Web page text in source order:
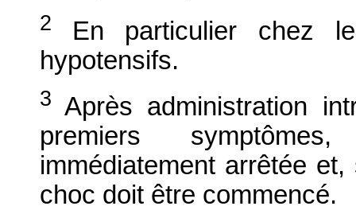
2 En particulier chez
hypotensifs.
3 Après administration
premiers
immédiatement arrêtée
choc doit être commencé.